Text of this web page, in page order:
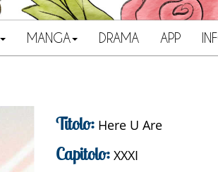
MANGA DRAMA APP
Titolo: Here U Are
Capitolo: XXXI